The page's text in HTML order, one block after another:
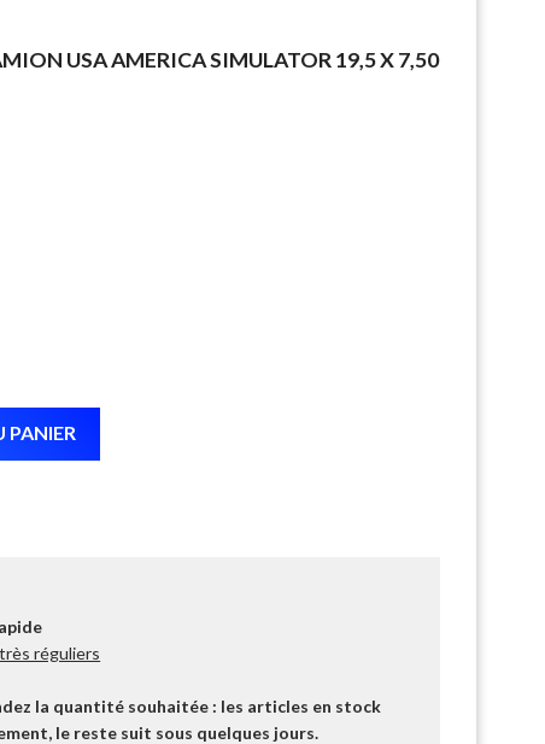
USA AMERICA SIMULATOR 19,5 X 7,50
PANIER
réguliers
la quantité souhaitée : les articles en stock
le reste suit sous quelques jours.